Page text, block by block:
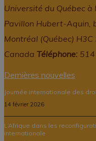
Université du Québec à
Pavillon Hubert-Aquin,
Montréal (Québec) H3C
Canada Téléphone:
Dernières nouvelles
Journée internationale des
14 février 2026
L’Afrique dans les
internationale